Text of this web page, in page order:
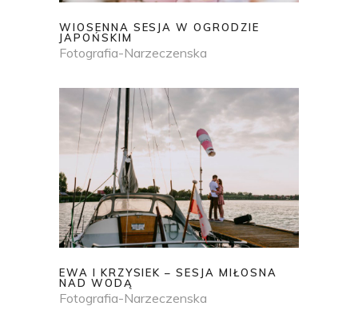
WIOSENNA SESJA W OGRODZIE
JAPOŃSKIM
Fotografia-Narzeczenska
EWA I KRZYSIEK – SESJA MIŁOSNA
NAD WODĄ
Fotografia-Narzeczenska